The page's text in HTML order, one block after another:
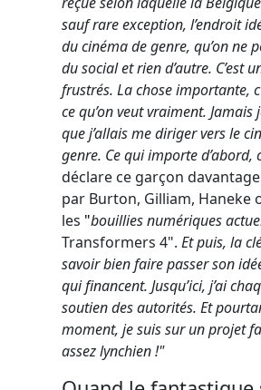
sauf rare exception, l’endroit
du cinéma de genre, qu’on ne
du social et rien d’autre. C’est
frustrés. La chose importante,
ce qu’on veut vraiment. Jamais
que j’allais me diriger vers le
genre. Ce qui importe d’abord,
déclare ce garçon
par Burton, Gilliam, Haneke
les "bouillies numériques
Transformers 4". Et puis, la
savoir bien faire passer son
qui financent. Jusqu’ici, j’ai
soutien des autorités. Et
moment, je suis sur un projet
assez lynchien !"